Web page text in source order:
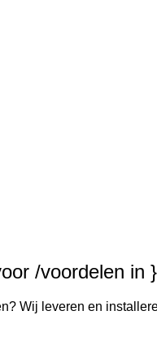
/voordelen in
Wij leveren en